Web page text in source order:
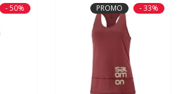
- 50% PROMO - 33%